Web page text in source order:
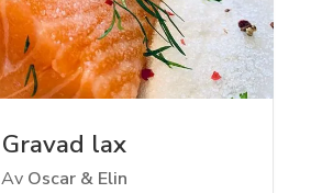
Gravad lax
Av Oscar & Elin